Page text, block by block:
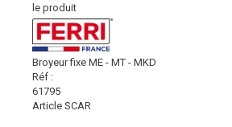
le produit
Broyeur fixe ME - MT - MKD
Réf :
61795
Article SCAR